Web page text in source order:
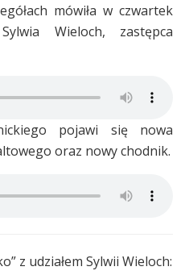
mówiła w czwartek
Wieloch, zastępca
pojawi się nowa
oraz nowy chodnik.
z udziałem Sylwii Wieloch: